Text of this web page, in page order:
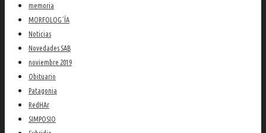
memoria
MORFOLOG´ÍA
Noticias
Novedades SAB
noviembre 2019
Obituario
Patagonia
RedHAr
SIMPOSIO